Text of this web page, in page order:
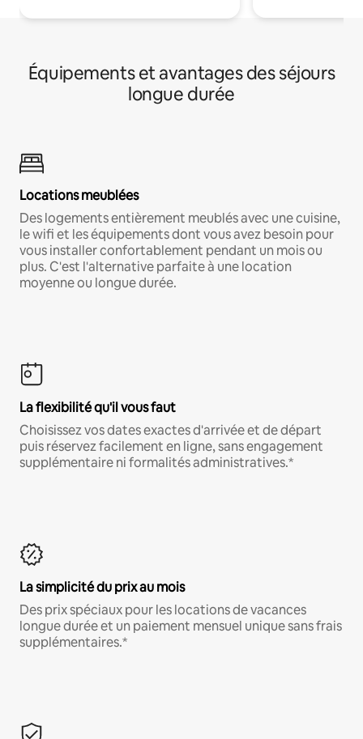
Équipements et avantages des séjours
longue durée
Locations meublées
Des logements entièrement meublés avec une cuisine,
le wifi et les équipements dont vous avez besoin pour
vous installer confortablement pendant un mois ou
plus. C'est l'alternative parfaite à une location
moyenne ou longue durée.
La flexibilité qu'il vous faut
Choisissez vos dates exactes d'arrivée et de départ
puis réservez facilement en ligne, sans engagement
supplémentaire ni formalités administratives.*
La simplicité du prix au mois
Des prix spéciaux pour les locations de vacances
longue durée et un paiement mensuel unique sans frais
supplémentaires.*